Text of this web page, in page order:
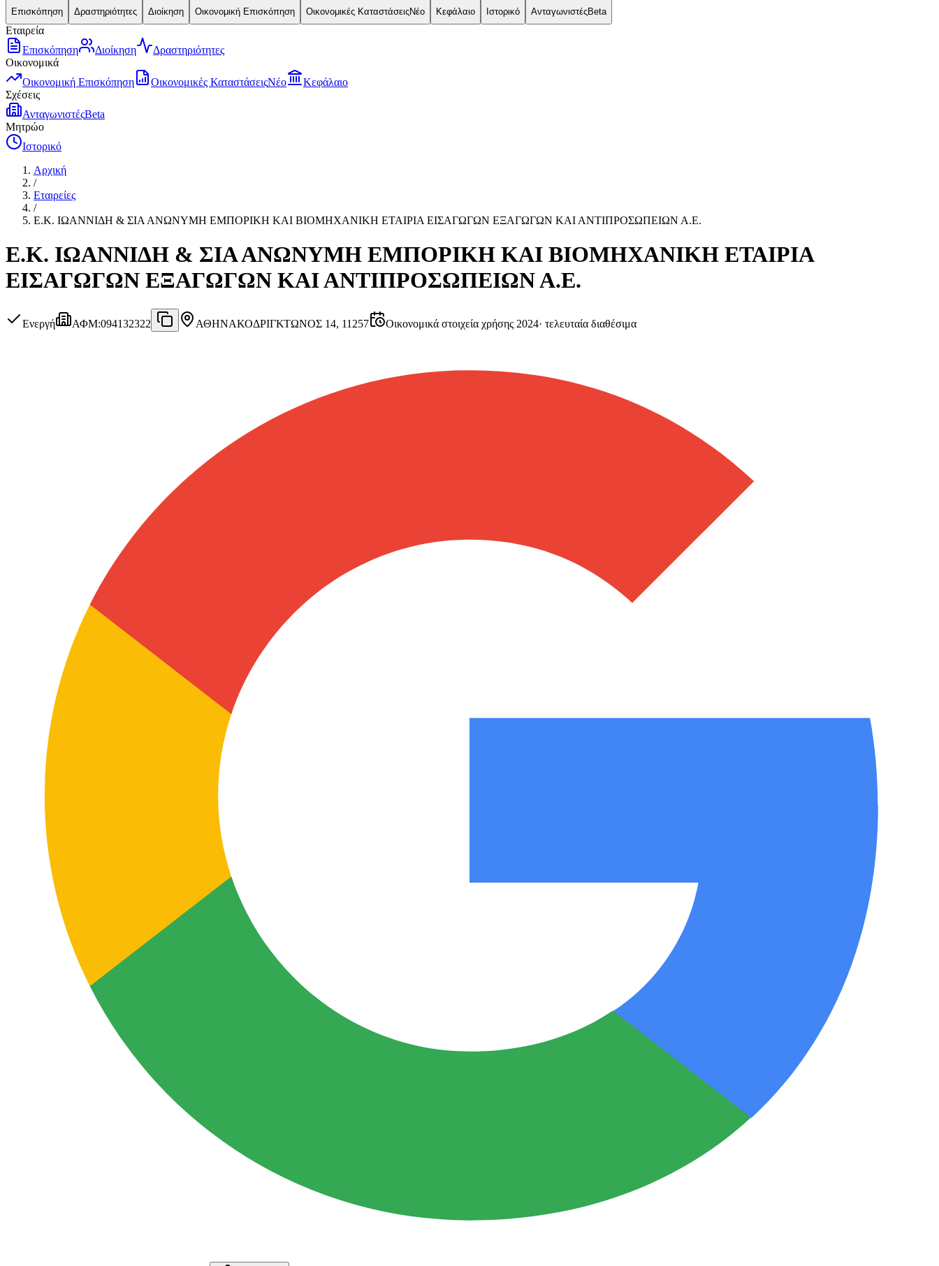
Επισκόπηση Δραστηριότητες Διοίκηση Οικονομική Επισκόπηση Οικονομικές ΚαταστάσειςΝέο Κεφάλαιο Ιστορικό ΑνταγωνιστέςBeta
Εταιρεία
Επισκόπηση
Διοίκηση
Δραστηριότητες
Οικονομικά
Οικονομική Επισκόπηση
Οικονομικές ΚαταστάσειςΝέο
Κεφάλαιο
Σχέσεις
ΑνταγωνιστέςBeta
Μητρώο
Ιστορικό
Αρχική
/
Εταιρείες
/
Ε.Κ. ΙΩΑΝΝΙΔΗ & ΣΙΑ ΑΝΩΝΥΜΗ ΕΜΠΟΡΙΚΗ ΚΑΙ ΒΙΟΜΗΧΑΝΙΚΗ ΕΤΑΙΡΙΑ ΕΙΣΑΓΩΓΩΝ ΕΞΑΓΩΓΩΝ ΚΑΙ ΑΝΤΙΠΡΟΣΩΠΕΙΩΝ Α.Ε.
Ε.Κ. ΙΩΑΝΝΙΔΗ & ΣΙΑ ΑΝΩΝΥΜΗ ΕΜΠΟΡΙΚΗ ΚΑΙ ΒΙΟΜΗΧΑΝΙΚΗ ΕΤΑΙΡΙΑ
ΕΙΣΑΓΩΓΩΝ ΕΞΑΓΩΓΩΝ ΚΑΙ ΑΝΤΙΠΡΟΣΩΠΕΙΩΝ Α.Ε.
Ενεργή ΑΦΜ:094132322 ΑΘΗΝΑΚΟΔΡΙΓΚΤΩΝΟΣ 14, 11257 Οικονομικά στοιχεία χρήσης 2024· τελευταία διαθέσιμα